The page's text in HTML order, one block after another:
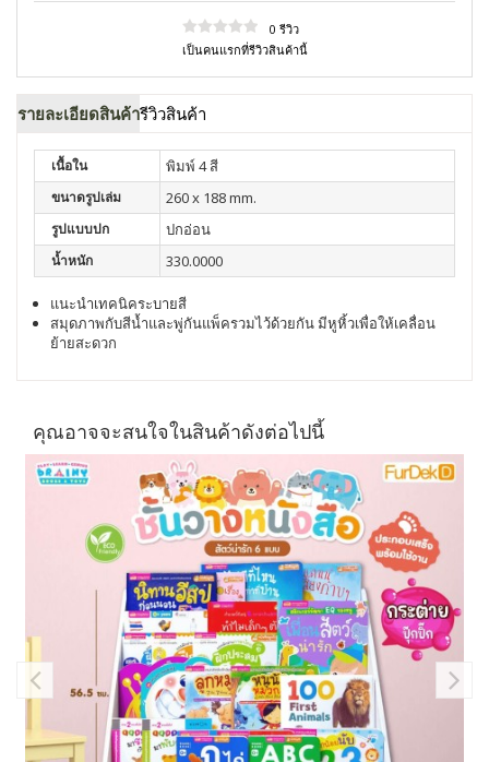
0 รีวิว
เป็นคนแรกที่รีวิวสินค้านี้
รายละเอียดสินค้ารีวิวสินค้า
เนื้อใน พิมพ์ 4 สี
ขนาดรูปเล่ม 260 x 188 mm.
รูปแบบปก ปกอ่อน
น้ำหนัก 330.0000
แนะนำเทคนิคระบายสี
สมุดภาพกับสีน้ำและพู่กันแพ็ครวมไว้ด้วยกัน มีหูหิ้วเพื่อให้เคลื่อน
ย้ายสะดวก
คุณอาจจะสนใจในสินค้าดังต่อไปนี้